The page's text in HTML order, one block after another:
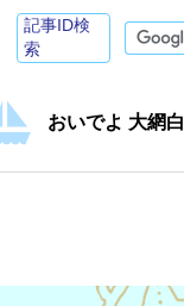
記事ID検
索
おいでよ 大網